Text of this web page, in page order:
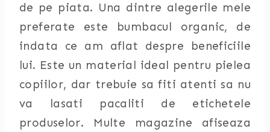
de pe piata. Una dintre alegerile mele
preferate este bumbacul organic, de
indata ce am aflat despre beneficiile
lui. Este un material ideal pentru pielea
copiilor, dar trebuie sa fiti atenti sa nu
va lasati pacaliti de etichetele
produselor. Multe magazine afiseaza